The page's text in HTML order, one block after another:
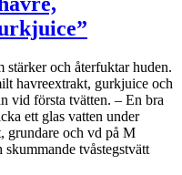
stärker och återfuktar huden.
havreextrakt, gurkjuice och
vid första tvätten. – En bra
ett glas vatten under
grundare och vd på M
tvåstegstvätt